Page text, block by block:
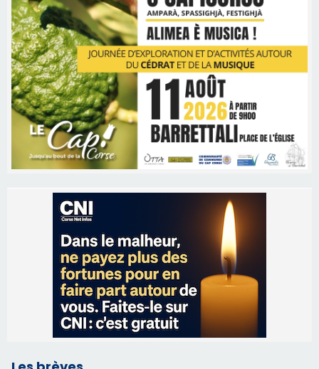
Les brèves
05/08/2026 09:53
Biguglia : messe de la Sainte-Marie et
procession le 14 août
31/07/2026 08:24
Tennis - Début ce week-end du tournoi du